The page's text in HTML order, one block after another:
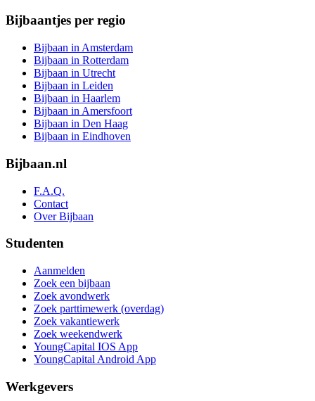
Bijbaantjes per regio
Bijbaan in Amsterdam
Bijbaan in Rotterdam
Bijbaan in Utrecht
Bijbaan in Leiden
Bijbaan in Haarlem
Bijbaan in Amersfoort
Bijbaan in Den Haag
Bijbaan in Eindhoven
Bijbaan.nl
F.A.Q.
Contact
Over Bijbaan
Studenten
Aanmelden
Zoek een bijbaan
Zoek avondwerk
Zoek parttimewerk (overdag)
Zoek vakantiewerk
Zoek weekendwerk
YoungCapital IOS App
YoungCapital Android App
Werkgevers